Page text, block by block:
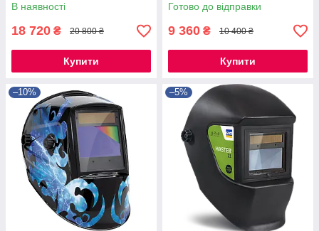
В наявності
18 720 ₴ 20 800 ₴
Купити
Готово до відправки
9 360 ₴ 10 400 ₴
Купити
–10% –5%